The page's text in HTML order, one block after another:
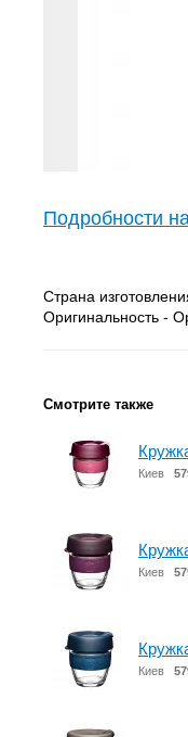
Подробности
Страна
Оригинальность -
Смотрите также
Киев
Киев
Киев